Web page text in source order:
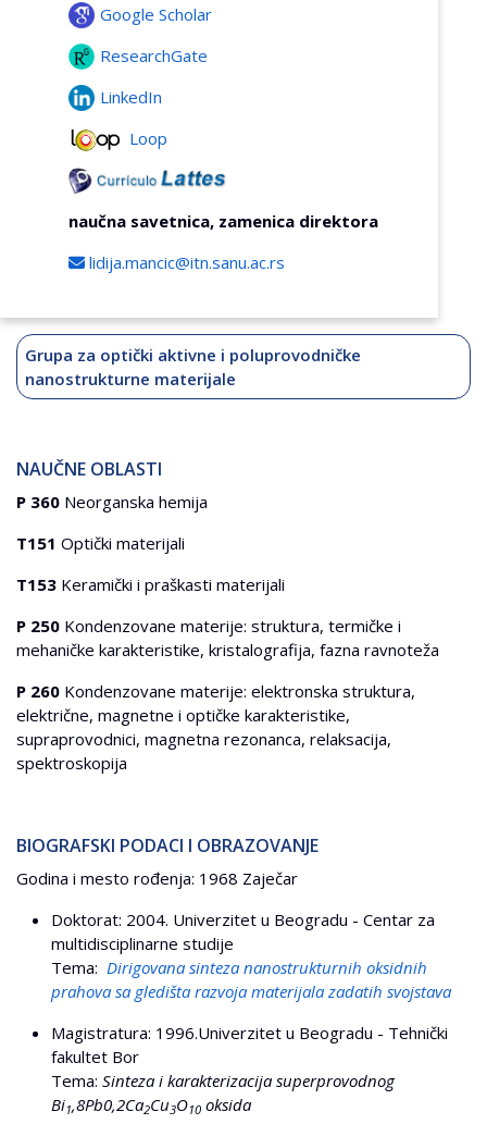
Google Scholar
ResearchGate
LinkedIn
Loop
naučna savetnica, zamenica direktora
lidija.mancic@itn.sanu.ac.rs
Grupa za optički aktivne i poluprovodničke
nanostrukturne materijale
NAUČNE OBLASTI
P 360 Neorganska hemija
T151 Optički materijali
T153 Keramički i praškasti materijali
P 250 Kondenzovane materije: struktura, termičke i
mehaničke karakteristike, kristalografija, fazna ravnoteža
P 260 Kondenzovane materije: elektronska struktura,
električne, magnetne i optičke karakteristike,
supraprovodnici, magnetna rezonanca, relaksacija,
spektroskopija
BIOGRAFSKI PODACI I OBRAZOVANJE
Godina i mesto rođenja: 1968 Zaječar
Doktorat: 2004. Univerzitet u Beogradu - Centar za
multidisciplinarne studije
Tema: Dirigovana sinteza nanostrukturnih oksidnih
prahova sa gledišta razvoja materijala zadatih svojstava
Magistratura: 1996.Univerzitet u Beogradu - Tehnički
fakultet Bor
Tema: Sinteza i karakterizacija superprovodnog
Bi1,8Pb0,2Ca2Cu3O10 oksida